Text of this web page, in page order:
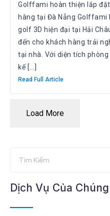
Golffami hoàn thiện lắp
hàng tại Đà Nẵng Golffami
golf 3D hiện đại tại Hải
đến cho khách hàng trải
tại nhà. Với diện tích
kế […]
Read Full Article
Load More
Dịch Vụ Của